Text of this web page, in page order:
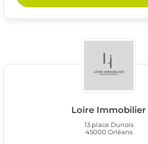
Loire Immobilier
13 place Dunois
45000 Orléans